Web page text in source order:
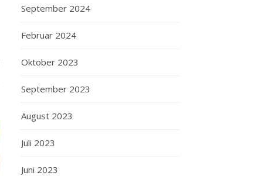
September 2024
Februar 2024
Oktober 2023
September 2023
August 2023
Juli 2023
Juni 2023